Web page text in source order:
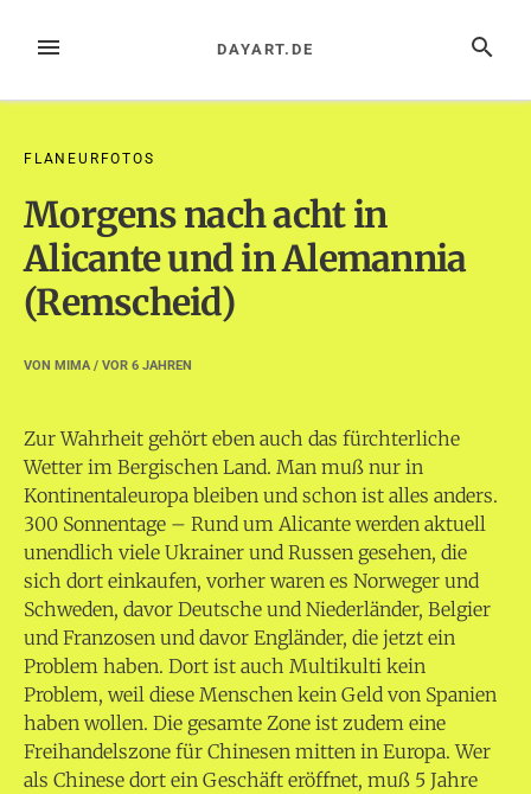
InhaltMENÜ SUCHE
DAYART.DE
FLANEURFOTOS
Morgens nach acht in
Alicante und in Alemannia
(Remscheid)
VON MIMA/ VOR 6 JAHREN
Zur Wahrheit gehört eben auch das fürchterliche
Wetter im Bergischen Land. Man muß nur in
Kontinentaleuropa bleiben und schon ist alles anders.
300 Sonnentage – Rund um Alicante werden aktuell
unendlich viele Ukrainer und Russen gesehen, die
sich dort einkaufen, vorher waren es Norweger und
Schweden, davor Deutsche und Niederländer, Belgier
und Franzosen und davor Engländer, die jetzt ein
Problem haben. Dort ist auch Multikulti kein
Problem, weil diese Menschen kein Geld von Spanien
haben wollen. Die gesamte Zone ist zudem eine
Freihandelszone für Chinesen mitten in Europa. Wer
als Chinese dort ein Geschäft eröffnet, muß 5 Jahre